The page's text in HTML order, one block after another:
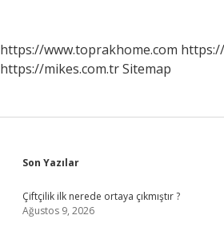
https://www.toprakhome.com
https://mikes.com.trSitemap
Sidebar
Son Yazılar
Çiftçilik ilk nerede ortaya çıkmıştır ?
Ağustos 9, 2026